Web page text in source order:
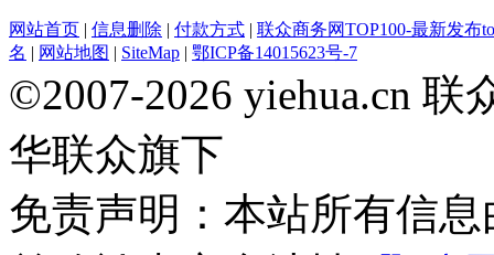
网站首页 | 信息删除 | 付款方式 | 联众商务网TOP100-最新发布
名 | 网站地图 | SiteMap | 鄂ICP备14015623号-7
©2007-2026 yiehua.cn
华联众旗下
免责声明：本站所有信